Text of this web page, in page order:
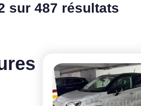
sur 487 résultats